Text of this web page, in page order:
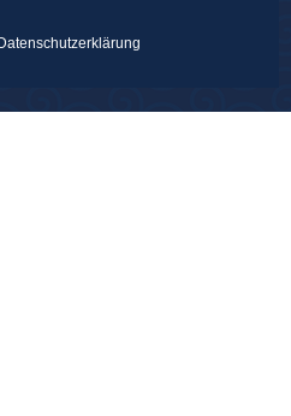
Datenschutzerklärung